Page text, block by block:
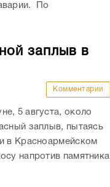
По
заплыв в
Комментарии
5 августа, около
заплыв, пытаясь
в Красноармейском
напротив памятника